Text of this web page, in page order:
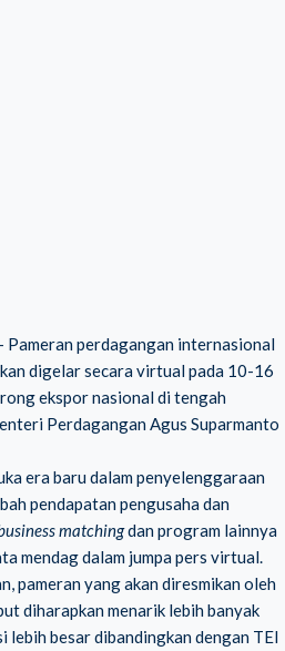
Pameran perdagangan internasional
digelar secara virtual pada 10-16
ekspor nasional di tengah
Perdagangan Agus Suparmanto
era baru dalam penyelenggaraan
pendapatan pengusaha dan
matchingdan program lainnya
mendag dalam jumpa pers virtual.
pameran yang akan diresmikan oleh
diharapkan menarik lebih banyak
lebih besar dibandingkan dengan TEI